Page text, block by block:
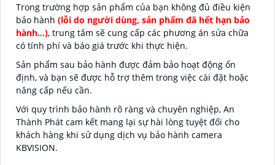
Trong trường hợp sản phẩm của bạn không đủ điều kiện
bảo hành (lỗi do người dùng, sản phẩm đã hết hạn bảo
hành…), trung tâm sẽ cung cấp các phương án sửa chữa
có tính phí và báo giá trước khi thực hiện.
Sản phẩm sau bảo hành được đảm bảo hoạt động ổn
định, và bạn sẽ được hỗ trợ thêm trong việc cài đặt hoặc
nâng cấp nếu cần.
Với quy trình bảo hành rõ ràng và chuyên nghiệp, An
Thành Phát cam kết mang lại sự hài lòng tuyệt đối cho
khách hàng khi sử dụng dịch vụ bảo hành camera
KBVISION.